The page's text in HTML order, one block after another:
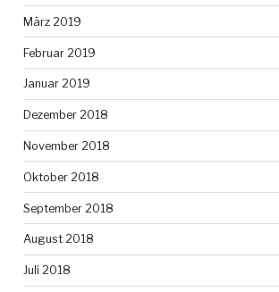
März 2019
Februar 2019
Januar 2019
Dezember 2018
November 2018
Oktober 2018
September 2018
August 2018
Juli 2018